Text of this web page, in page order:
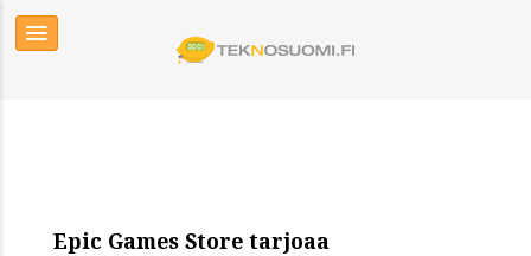
Epic Games Store tarjoaa